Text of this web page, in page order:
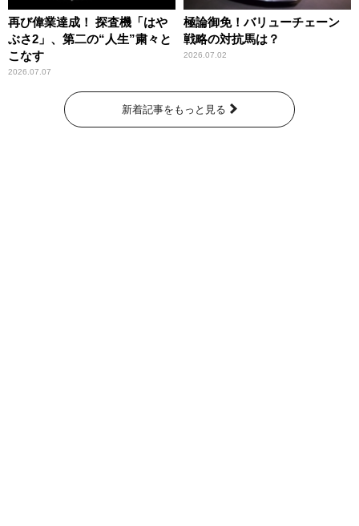
再び偉業達成！ 探査機「はや
ぶさ2」、第二の“人生”粛々と
こなす
2026.07.07
極論御免！バリューチェーン
戦略の対抗馬は？
2026.07.02
新着記事をもっと見る